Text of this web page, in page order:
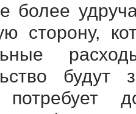
более
сторону,
потребует